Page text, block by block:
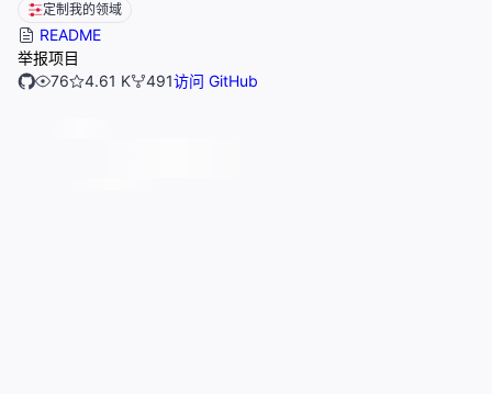
定制我的领域
README
举报项目
76
4.61 K 491访问 GitHub